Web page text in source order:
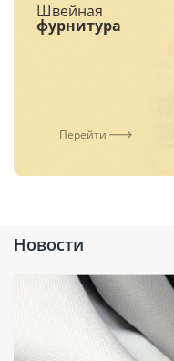
Швейная
фурнитура
Перейти
Новости